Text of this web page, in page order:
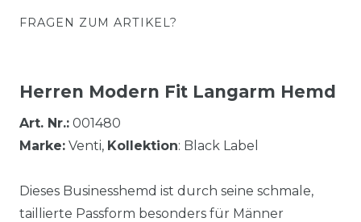
FRAGEN ZUM ARTIKEL?
Herren Modern Fit Langarm Hemd
Art. Nr.: 001480
Marke: Venti, Kollektion: Black Label
Dieses Businesshemd ist durch seine schmale,
taillierte Passform besonders für Männer